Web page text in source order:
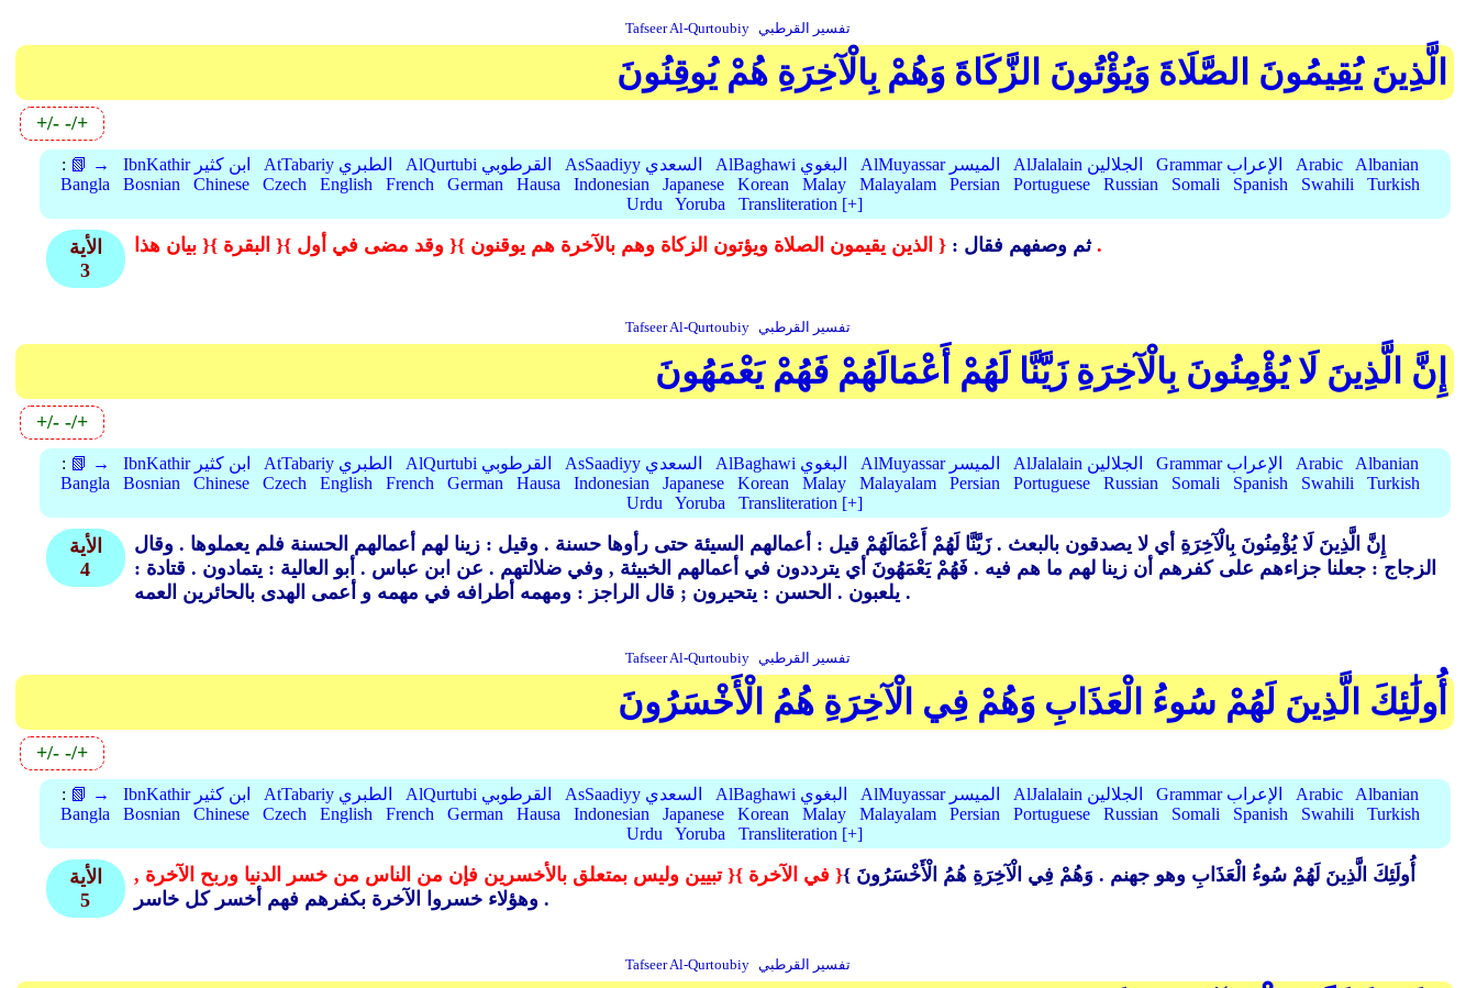
Tafseer Al-Qurtoubiy تفسير القرطبي
الَّذِينَ يُقِيمُونَ الصَّلَاةَ وَيُؤْتُونَ الزَّكَاةَ وَهُمْ بِالْآخِرَةِ هُمْ يُوقِنُونَ
+/--/+
: 📗 → IbnKathir ابن كثير AtTabariy الطبري AlQurtubi القرطوبي AsSaadiyy السعدي AlBaghawi البغوي AlMuyassar الميسر AlJalalain الجلالين Grammar الإعراب Arabic
Albanian
Bangla
Bosnian Chinese Czech English French German Hausa Indonesian Japanese Korean Malay Malayalam Persian Portuguese Russian Somali Spanish Swahili
Turkish
Urdu
Yoruba Transliteration [+]
الأية
3
ثم وصفهم فقال :{ الذين يقيمون الصلاة ويؤتون الزكاة وهم بالآخرة هم يوقنون }{ وقد مضى في أول }{ البقرة } { بيان هذا .
Tafseer Al-Qurtoubiy تفسير القرطبي
إِنَّ الَّذِينَ لَا يُؤْمِنُونَ بِالْآخِرَةِ زَيَّنَّا لَهُمْ أَعْمَالَهُمْ فَهُمْ يَعْمَهُونَ
+/--/+
: 📗 → IbnKathir ابن كثير AtTabariy الطبري AlQurtubi القرطوبي AsSaadiyy السعدي AlBaghawi البغوي AlMuyassar الميسر AlJalalain الجلالين Grammar الإعراب Arabic
Albanian
Bangla
Bosnian Chinese Czech English French German Hausa Indonesian Japanese Korean Malay Malayalam Persian Portuguese Russian Somali Spanish Swahili
Turkish
Urdu
Yoruba Transliteration [+]
الأية
4
إِنَّ الَّذِينَ لَا يُؤْمِنُونَ بِالْآخِرَةِ أي لا يصدقون بالبعث . زَيَّنَّا لَهُمْ أَعْمَالَهُمْ قيل : أعمالهم السيئة حتى رأوها حسنة . وقيل : زينا لهم أعمالهم الحسنة فلم يعملوها . وقال
الزجاج : جعلنا جزاءهم على كفرهم أن زينا لهم ما هم فيه . فَهُمْ يَعْمَهُونَ أي يترددون في أعمالهم الخبيثة , وفي ضلالتهم . عن ابن عباس . أبو العالية : يتمادون . قتادة :
يلعبون .الحسن : يتحيرون ; قال الراجز : ومهمه أطرافه في مهمه و أعمى الهدى بالحائرين العمه .
Tafseer Al-Qurtoubiy تفسير القرطبي
أُولَٰئِكَ الَّذِينَ لَهُمْ سُوءُ الْعَذَابِ وَهُمْ فِي الْآخِرَةِ هُمُ الْأَخْسَرُونَ
+/--/+
: 📗 → IbnKathir ابن كثير AtTabariy الطبري AlQurtubi القرطوبي AsSaadiyy السعدي AlBaghawi البغوي AlMuyassar الميسر AlJalalain الجلالين Grammar الإعراب Arabic
Albanian
Bangla
Bosnian Chinese Czech English French German Hausa Indonesian Japanese Korean Malay Malayalam Persian Portuguese Russian Somali Spanish Swahili
Turkish
Urdu
Yoruba Transliteration [+]
الأية
5
أُولَئِكَ الَّذِينَ لَهُمْ سُوءُ الْعَذَابِ وهو جهنم . وَهُمْ فِي الْآخِرَةِ هُمُ الْأَخْسَرُونَ }{ في الآخرة }{ تبيين وليس بمتعلق بالأخسرين فإن من الناس من خسر الدنيا وربح الآخرة ,
وهؤلاء خسروا الآخرة بكفرهم فهم أخسر كل خاسر .
Tafseer Al-Qurtoubiy تفسير القرطبي